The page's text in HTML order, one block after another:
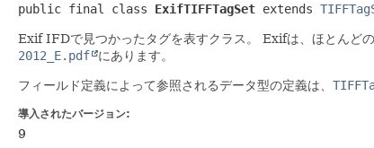
public final class ExifTIFFTagSet extends
Exif IFDで見つかったタグを表すクラス。 Exifは、ほとんど
2012_E.pdf
にあります。
フィールド定義によって参照されるデータ型の定義は、
導入されたバージョン:
9